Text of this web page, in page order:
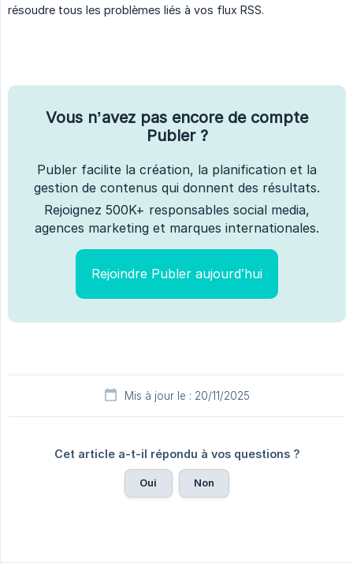
résoudre tous les problèmes liés à vos flux RSS.
Vous n’avez pas encore de compte
Publer ?
Publer facilite la création, la planification et la
gestion de contenus qui donnent des résultats.
Rejoignez 500K+ responsables social media,
agences marketing et marques internationales.
Rejoindre Publer aujourd’hui
Mis à jour le : 20/11/2025
Cet article a-t-il répondu à vos questions ?
Oui Non